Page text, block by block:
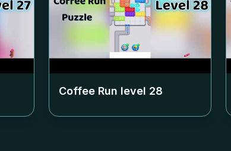
Coffee Run level 28